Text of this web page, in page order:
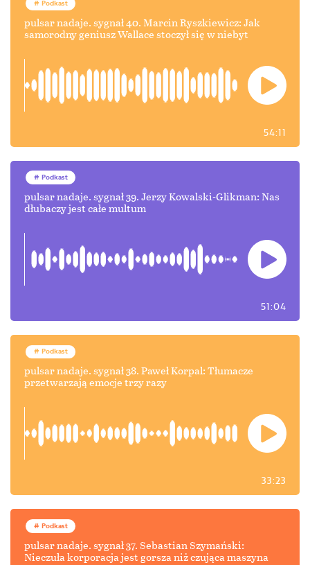
Podkast
pulsar nadaje. sygnał 40. Marcin Ryszkiewicz: Jak
samorodny geniusz Wallace stoczył się w niebyt
54:11
Podkast
pulsar nadaje. sygnał 39. Jerzy Kowalski-Glikman: Nas
dłubaczy jest całe multum
51:04
Podkast
pulsar nadaje. sygnał 38. Paweł Korpal: Tłumacze
przetwarzają emocje trzy razy
33:23
Podkast
pulsar nadaje. sygnał 37. Sebastian Szymański:
Nieczuła korporacja jest gorsza niż czująca maszyna